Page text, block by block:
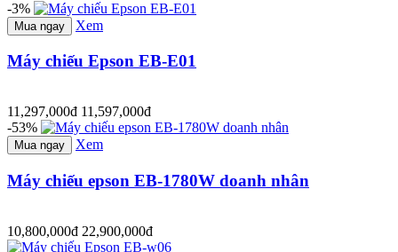
-3%
Mua ngay Xem
Máy chiếu Epson EB-E01
11,297,000đ 11,597,000đ
-53%
Mua ngay Xem
Máy chiếu epson EB-1780W doanh nhân
10,800,000đ 22,900,000đ